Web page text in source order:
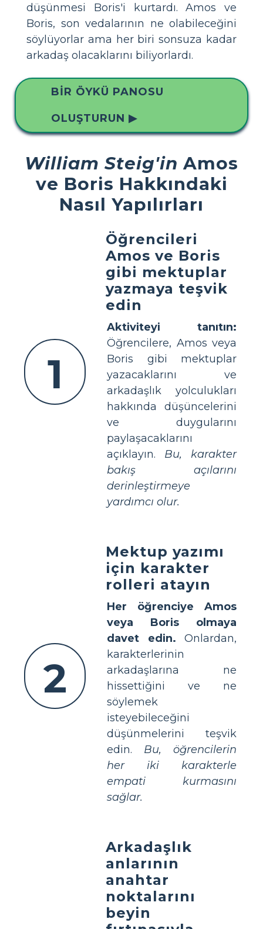
düşünmesi Boris'i kurtardı. Amos ve
Boris, son vedalarının ne olabileceğini
söylüyorlar ama her biri sonsuza kadar
arkadaş olacaklarını biliyorlardı.
BIR ÖYKÜ PANOSU
OLUŞTURUN ▶
William Steig'in Amos
ve Boris Hakkındaki
Nasıl Yapılırları
1
Öğrencileri
Amos ve Boris
gibi mektuplar
yazmaya teşvik
edin
Aktiviteyi tanıtın:
Öğrencilere, Amos veya
Boris gibi mektuplar
yazacaklarını ve
arkadaşlık yolculukları
hakkında düşüncelerini
ve duygularını
paylaşacaklarını
açıklayın. Bu, karakter
bakış açılarını
derinleştirmeye
yardımcı olur.
2
Mektup yazımı
için karakter
rolleri atayın
Her öğrenciye Amos
veya Boris olmaya
davet edin. Onlardan,
karakterlerinin
arkadaşlarına ne
hissettiğini ve ne
söylemek
isteyebileceğini
düşünmelerini teşvik
edin. Bu, öğrencilerin
her iki karakterle
empati kurmasını
sağlar.
Arkadaşlık
anlarının
anahtar
noktalarını
beyin